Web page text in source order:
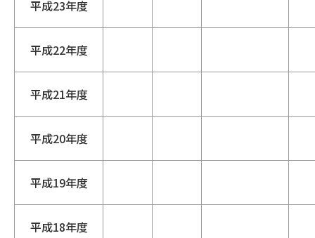
平成23年度
平成22年度
平成21年度
平成20年度
平成19年度
平成18年度